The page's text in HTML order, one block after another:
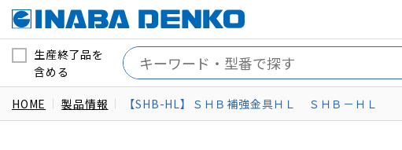
生産終了品を
含める
HOME 製品情報 【SHB-HL】ＳＨＢ補強金具ＨＬ ＳＨＢ－ＨＬ